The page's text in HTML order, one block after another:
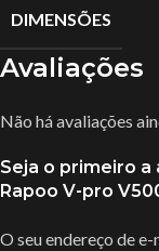
DIMENSÕES
Avaliações
Não há avaliações
Seja o primeiro a
Rapoo V-pro
O seu endereço de